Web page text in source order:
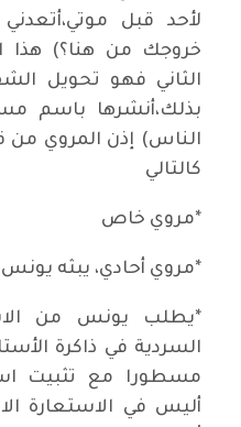
لأحد قبل
خروجك من هنا؟) هذا
الثاني فهو تحويل
بذلك،أنشرها باسم
الناس) إذن المروي
كالتالي
*مروي خاص
*مروي أحادي، يبثه يونس
*يطلب يونس من
السردية في ذاكرة
مسطورا مع تثبيت
أليس في الاستعارة